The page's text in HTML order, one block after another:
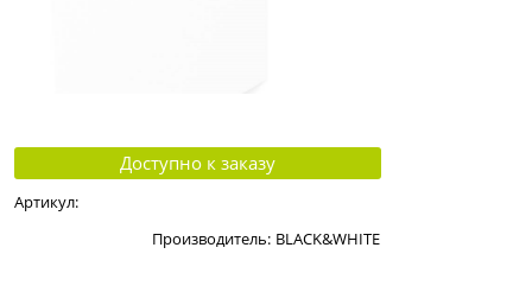
Доступно к заказу
Артикул:
Производитель: BLACK&WHITE